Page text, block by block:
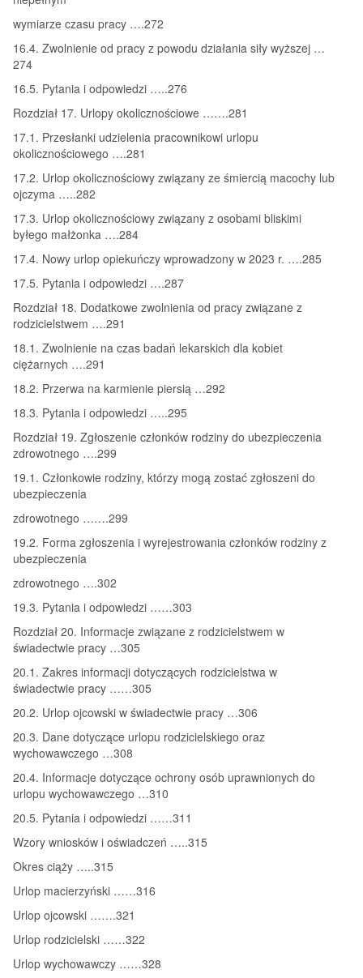
wymiarze czasu pracy ….272
16.4. Zwolnienie od pracy z powodu działania siły wyższej …
274
16.5. Pytania i odpowiedzi …..276
Rozdział 17. Urlopy okolicznościowe …….281
17.1. Przesłanki udzielenia pracownikowi urlopu
okolicznościowego ….281
17.2. Urlop okolicznościowy związany ze śmiercią macochy lub
ojczyma …..282
17.3. Urlop okolicznościowy związany z osobami bliskimi
byłego małżonka ….284
17.4. Nowy urlop opiekuńczy wprowadzony w 2023 r. ….285
17.5. Pytania i odpowiedzi ….287
Rozdział 18. Dodatkowe zwolnienia od pracy związane z
rodzicielstwem ….291
18.1. Zwolnienie na czas badań lekarskich dla kobiet
ciężarnych ….291
18.2. Przerwa na karmienie piersią …292
18.3. Pytania i odpowiedzi …..295
Rozdział 19. Zgłoszenie członków rodziny do ubezpieczenia
zdrowotnego ….299
19.1. Członkowie rodziny, którzy mogą zostać zgłoszeni do
ubezpieczenia
zdrowotnego …….299
19.2. Forma zgłoszenia i wyrejestrowania członków rodziny z
ubezpieczenia
zdrowotnego ….302
19.3. Pytania i odpowiedzi ……303
Rozdział 20. Informacje związane z rodzicielstwem w
świadectwie pracy …305
20.1. Zakres informacji dotyczących rodzicielstwa w
świadectwie pracy ……305
20.2. Urlop ojcowski w świadectwie pracy …306
20.3. Dane dotyczące urlopu rodzicielskiego oraz
wychowawczego …308
20.4. Informacje dotyczące ochrony osób uprawnionych do
urlopu wychowawczego …310
20.5. Pytania i odpowiedzi ……311
Wzory wniosków i oświadczeń …..315
Okres ciąży …..315
Urlop macierzyński ……316
Urlop ojcowski …….321
Urlop rodzicielski ……322
Urlop wychowawczy ……328